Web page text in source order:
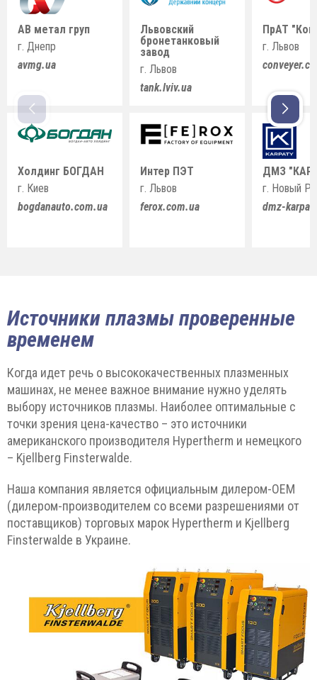
АВ метал груп
г. Днепр
avmg.ua
Холдинг БОГДАН
г. Киев
bogdanauto.com.ua
Львовский
бронетанковый
завод
г. Львов
tank.lviv.ua
Интер ПЭТ
г. Львов
ferox.com.ua
ПрАТ
г. Львов
ДМЗ
г. Новый
dmz-
Источники плазмы проверенные
временем
Когда идет речь о высококачественных плазменных
машинах, не менее важное внимание нужно уделять
выбору источников плазмы. Наиболее оптимальные с
точки зрения цена-качество – это источники
американского производителя Hypertherm и немецкого
– Kjellberg Finsterwalde.
Наша компания является официальным дилером-ОЕМ
(дилером-производителем со всеми разрешениями от
поставщиков) торговых марок Hypertherm и Kjellberg
Finsterwalde в Украине.